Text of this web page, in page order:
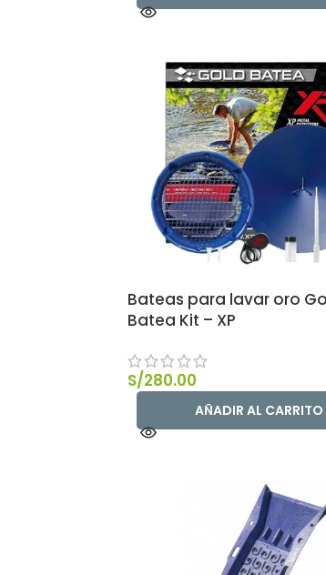
Bateas para lavar oro
Batea Kit – XP
S/280.00
AÑADIR AL CARRITO